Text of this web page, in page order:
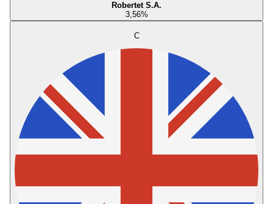
Robertet S.A.
3,56%
C